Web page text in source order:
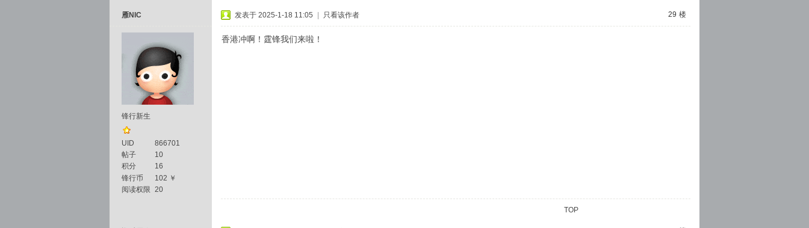
雁NIC
锋行新生
UID
866701
帖子
10
积分
16
锋行币
102 ￥
阅读权限
20
29 楼
发表于 2025-1-18 11:05 只看该作者
香港冲啊！霆锋我们来啦！
TOP